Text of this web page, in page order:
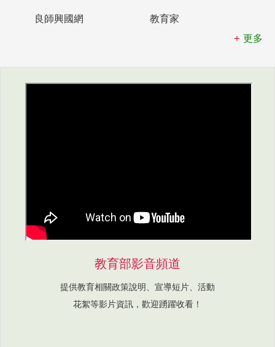
良師興國網
教育家
更多
教育部影音頻道
提供教育相關政策說明、宣導短片、活動
花絮等影片資訊，歡迎踴躍收看！